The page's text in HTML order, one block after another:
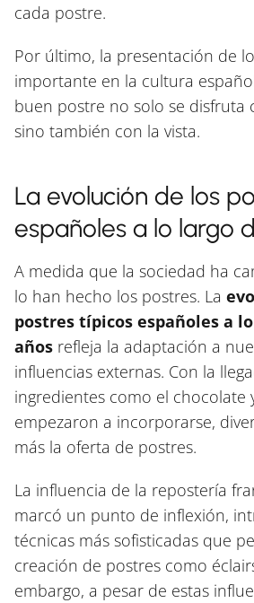
cada postre.
Por último, la presentación de
importante en la cultura
buen postre no solo se disfruta
sino también con la vista.
La evolución de los
españoles a lo largo
A medida que la sociedad ha
lo han hecho los postres. La
postres típicos españoles a
años refleja la adaptación a
influencias externas. Con la
ingredientes como el chocolate
empezaron a incorporarse,
más la oferta de postres.
La influencia de la repostería
marcó un punto de inflexión,
técnicas más sofisticadas que
creación de postres como
embargo, a pesar de estas